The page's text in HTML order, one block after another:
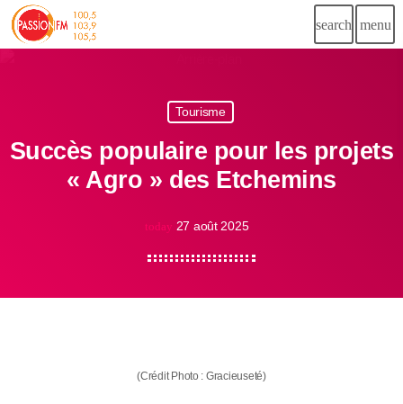
search menu
Tourisme
Succès populaire pour les projets
« Agro » des Etchemins
today 27 août 2025
(Crédit Photo : Gracieuseté)